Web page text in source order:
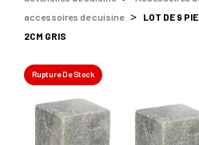
accessoires de cuisine
LOT DE 9
2CM GRIS
Rupture De Stock